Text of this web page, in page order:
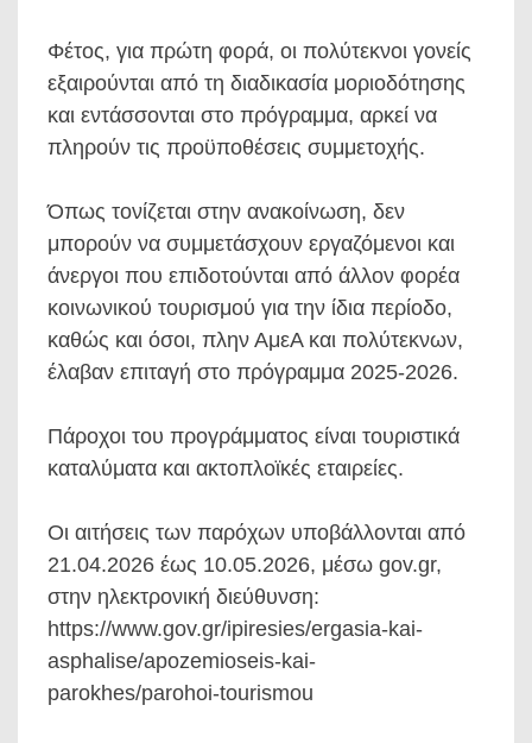
Φέτος, για πρώτη φορά, οι πολύτεκνοι γονείς
εξαιρούνται από τη διαδικασία μοριοδότησης
και εντάσσονται στο πρόγραμμα, αρκεί να
πληρούν τις προϋποθέσεις συμμετοχής.
Όπως τονίζεται στην ανακοίνωση, δεν
μπορούν να συμμετάσχουν εργαζόμενοι και
άνεργοι που επιδοτούνται από άλλον φορέα
κοινωνικού τουρισμού για την ίδια περίοδο,
καθώς και όσοι, πλην ΑμεΑ και πολύτεκνων,
έλαβαν επιταγή στο πρόγραμμα 2025-2026.
Πάροχοι του προγράμματος είναι τουριστικά
καταλύματα και ακτοπλοϊκές εταιρείες.
Οι αιτήσεις των παρόχων υποβάλλονται από
21.04.2026 έως 10.05.2026, μέσω gov.gr,
στην ηλεκτρονική διεύθυνση:
https://www.gov.gr/ipiresies/ergasia-kai-
asphalise/apozemioseis-kai-
parokhes/parohoi-tourismou